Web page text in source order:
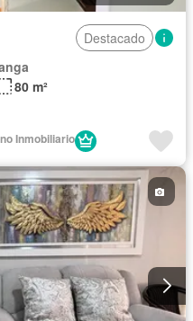
Destacado
80 m²
Inmobiliario